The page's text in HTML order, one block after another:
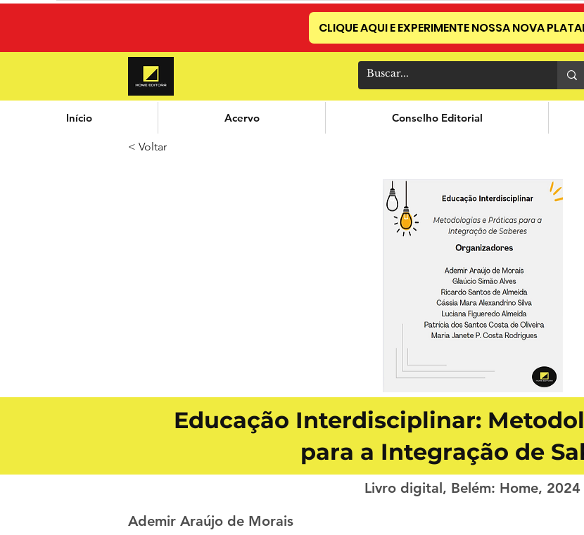
CLIQUE AQUI E EXPERIMENTE NOSSA NOVA
Início Acervo Conselho Editorial
< Voltar
Educação Interdisciplinar:
para a Integração de
Livro digital, Belém: Home, 2024
Ademir Araújo de Morais